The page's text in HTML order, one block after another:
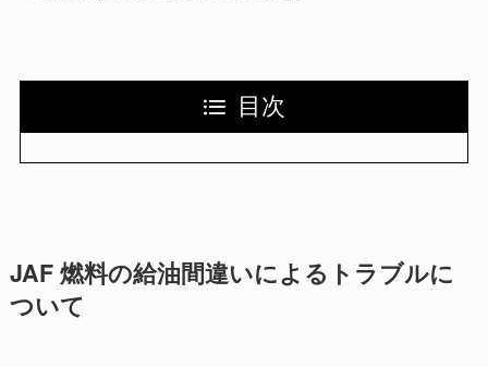
目次
JAF 燃料の給油間違いによるトラブルに
ついて